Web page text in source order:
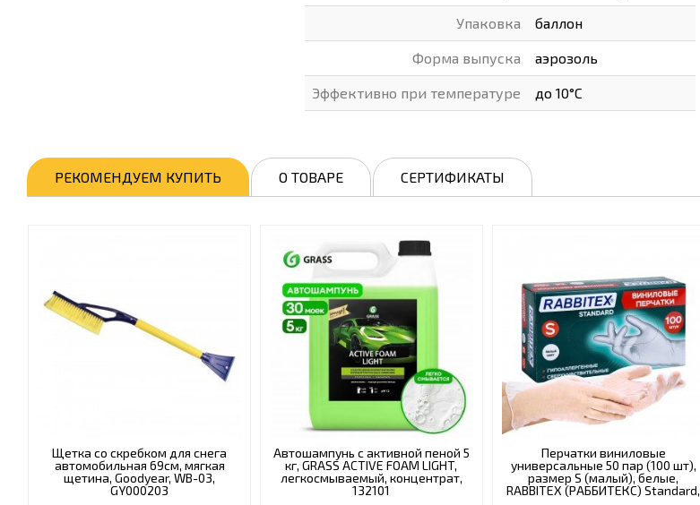
Упаковка баллон
Форма выпуска аэрозоль
Эффективно при температуре до 10°С
РЕКОМЕНДУЕМ КУПИТЬ О ТОВАРЕ СЕРТИФИКАТЫ
Щетка со скребком для снега
автомобильная 69см, мягкая
щетина, Goodyear, WB-03,
GY000203
Автошампунь с активной пеной 5
кг, GRASS ACTIVE FOAM LIGHT,
легкосмываемый, концентрат,
132101
Перчатки виниловые
универсальные 50 пар (100 шт),
размер S (малый), белые,
RABBITEX (РАББИТЕКС) Standard,